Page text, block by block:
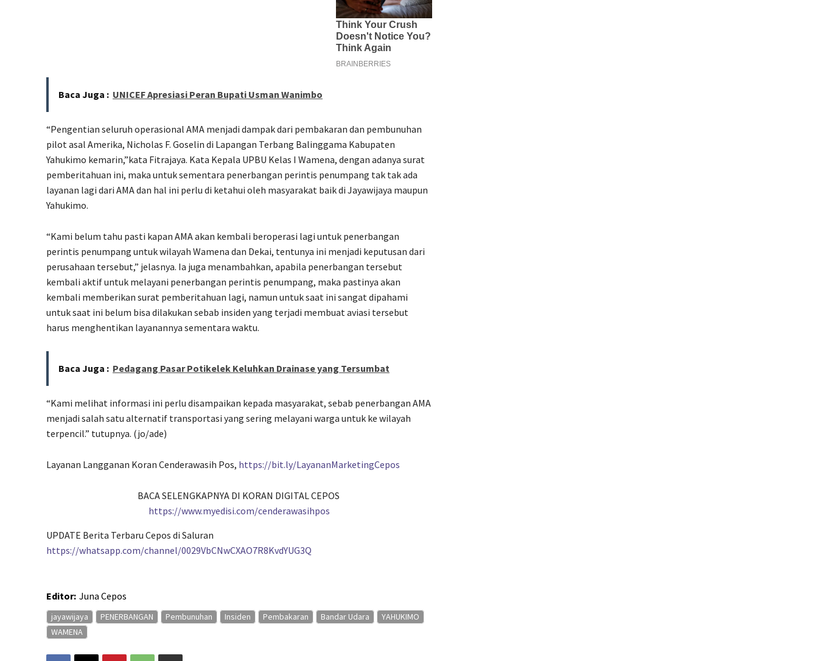
Baca Juga : UNICEF Apresiasi Peran Bupati Usman Wanimbo
“Pengentian seluruh operasional AMA menjadi dampak dari pembakaran dan pembunuhan
pilot asal Amerika, Nicholas F. Goselin di Lapangan Terbang Balinggama Kabupaten
Yahukimo kemarin,”kata Fitrajaya. Kata Kepala UPBU Kelas I Wamena, dengan adanya surat
pemberitahuan ini, maka untuk sementara penerbangan perintis penumpang tak tak ada
layanan lagi dari AMA dan hal ini perlu di ketahui oleh masyarakat baik di Jayawijaya maupun
Yahukimo.
“Kami belum tahu pasti kapan AMA akan kembali beroperasi lagi untuk penerbangan
perintis penumpang untuk wilayah Wamena dan Dekai, tentunya ini menjadi keputusan dari
perusahaan tersebut,” jelasnya. Ia juga menambahkan, apabila penerbangan tersebut
kembali aktif untuk melayani penerbangan perintis penumpang, maka pastinya akan
kembali memberikan surat pemberitahuan lagi, namun untuk saat ini sangat dipahami
untuk saat ini belum bisa dilakukan sebab insiden yang terjadi membuat aviasi tersebut
harus menghentikan layanannya sementara waktu.
Baca Juga : Pedagang Pasar Potikelek Keluhkan Drainase yang Tersumbat
“Kami melihat informasi ini perlu disampaikan kepada masyarakat, sebab penerbangan AMA
menjadi salah satu alternatif transportasi yang sering melayani warga untuk ke wilayah
terpencil.” tutupnya. (jo/ade)
Layanan Langganan Koran Cenderawasih Pos, https://bit.ly/LayananMarketingCepos
BACA SELENGKAPNYA DI KORAN DIGITAL CEPOS
https://www.myedisi.com/cenderawasihpos
UPDATE Berita Terbaru Cepos di Saluran
https://whatsapp.com/channel/0029VbCNwCXAO7R8KvdYUG3Q
Editor: Juna Cepos
jayawijaya PENERBANGAN Pembunuhan Insiden Pembakaran Bandar Udara
YAHUKIMO
WAMENA